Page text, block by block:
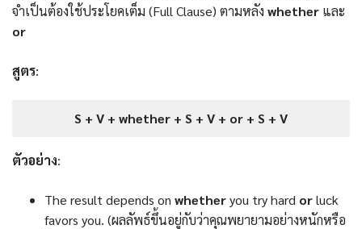
จำเป็นต้องใช้ประโยคเต็ม (Full Clause) ตามหลัง whether และ
or
สูตร:
S + V + whether + S + V + or + S + V
ตัวอย่าง:
The result depends on whetheryou try hard orluck
favors you. (ผลลัพธ์ขึ้นอยู่กับว่าคุณพยายามอย่างหนักหรือ